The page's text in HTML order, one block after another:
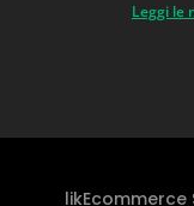
Leggi le
likEcommerce